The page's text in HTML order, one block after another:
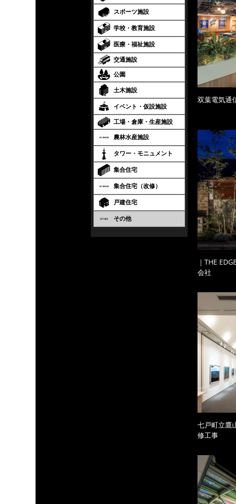
スポーツ施設
学校・教育施設
医療・福祉施設
交通施設
公園
土木施設
イベント・仮設施設
工場・倉庫・生産施設
農林水産施設
タワー・モニュメント
集合住宅
集合住宅（改修）
戸建住宅
その他
双葉電気通
｜THE
会社
七戸町立鷹
修工事